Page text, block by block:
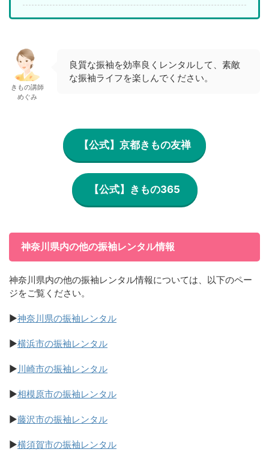
きもの講師
めぐみ
良質な振袖を効率良くレンタルして、素敵
な振袖ライフを楽しんでください。
【公式】京都きもの友禅
【公式】きもの365
神奈川県内の他の振袖レンタル情報
神奈川県内の他の振袖レンタル情報については、以下のペー
ジをご覧ください。
▶神奈川県の振袖レンタル
▶横浜市の振袖レンタル
▶川崎市の振袖レンタル
▶相模原市の振袖レンタル
▶藤沢市の振袖レンタル
▶横須賀市の振袖レンタル